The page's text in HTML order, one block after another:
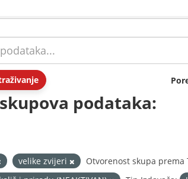
podataka:
velike zvijeri Otvorenost skupa prema